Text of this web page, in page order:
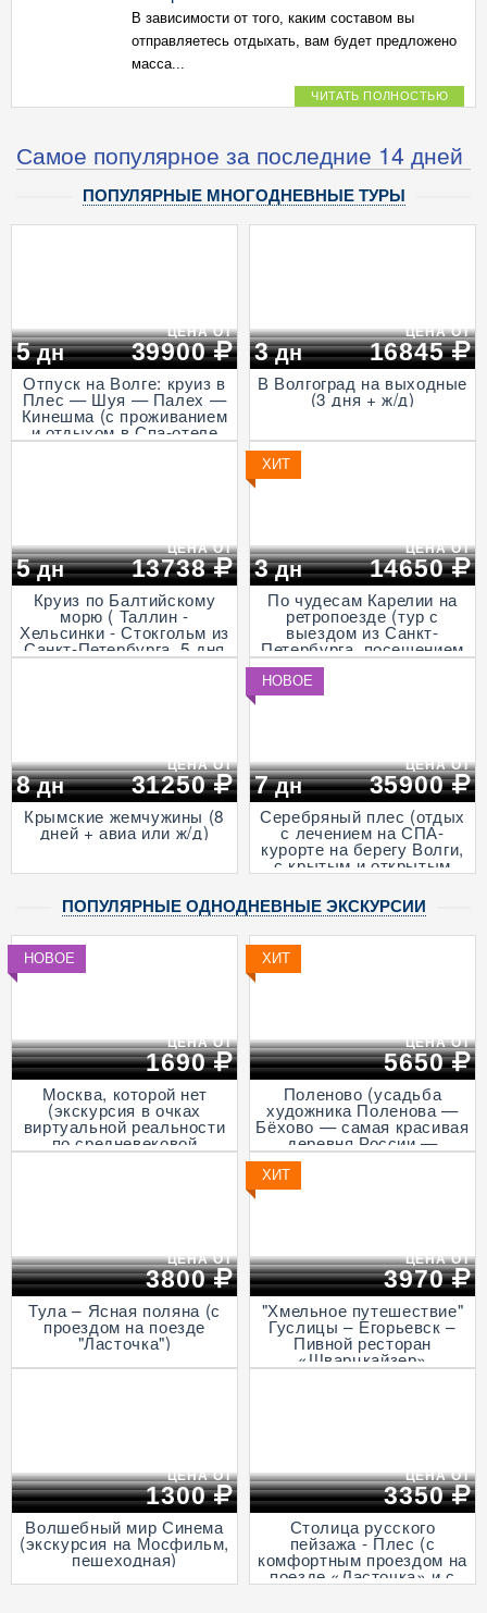
В зависимости от того, каким составом вы
отправляетесь отдыхать, вам будет предложено
масса...
ЧИТАТЬ ПОЛНОСТЬЮ
Самое популярное за последние 14 дней
ПОПУЛЯРНЫЕ МНОГОДНЕВНЫЕ ТУРЫ
5дн
ЦЕНА ОТ
39900
Отпуск на Волге: круиз в
Плес — Шуя — Палех —
Кинешма (с проживанием
и отдыхом в Спа-отеле
Волга, проезд на
3дн
ЦЕНА ОТ
16845
В Волгоград на выходные
(3 дня + ж/д)
5дн
ЦЕНА ОТ
13738
Круиз по Балтийскому
морю ( Таллин -
Хельсинки - Стокгольм из
Санкт-Петербурга, 5 дня
+ ж/д)
ХИТ
3дн
ЦЕНА ОТ
14650
По чудесам Карелии на
ретропоезде (тур с
выездом из Санкт-
Петербурга, посещением
музея живой истории и
деревни викингов -
"Бастiонъ", экскурсией в
апрель - октябрь)
8дн
ЦЕНА ОТ
31250
Крымские жемчужины (8
дней + авиа или ж/д)
НОВОЕ
7дн
ЦЕНА ОТ
35900
Серебряный плес (отдых
с лечением на СПА-
курорте на берегу Волги,
с крытым и открытым
бассейнами и
анимационными
программами, 7 дней + ж/
д)
ПОПУЛЯРНЫЕ ОДНОДНЕВНЫЕ ЭКСКУРСИИ
НОВОЕ
ЦЕНА ОТ
1690
Москва, которой нет
(экскурсия в очках
виртуальной реальности
по средневековой
столице, пешеходная)
ХИТ
ЦЕНА ОТ
5650
Поленово (усадьба
художника Поленова —
Бёхово — самая красивая
деревня России —
Итальянская ротонда в
Подмоклово, с прогулкой
на теплоходе по Оке)
ЦЕНА ОТ
3800
Тула – Ясная поляна (с
проездом на поезде
"Ласточка")
ХИТ
ЦЕНА ОТ
3970
"Хмельное путешествие"
Гуслицы – Егорьевск –
Пивной ресторан
«Шварцкайзер»
ЦЕНА ОТ
1300
Волшебный мир Синема
(экскурсия на Мосфильм,
пешеходная)
ЦЕНА ОТ
3350
Столица русского
пейзажа - Плес (с
комфортным проездом на
поезде «Ласточка» и с
прогулкой на теплоходе